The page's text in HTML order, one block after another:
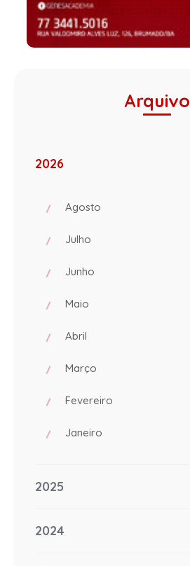
Arquivo
2026
Agosto
Julho
Junho
Maio
Abril
Março
Fevereiro
Janeiro
2025
2024